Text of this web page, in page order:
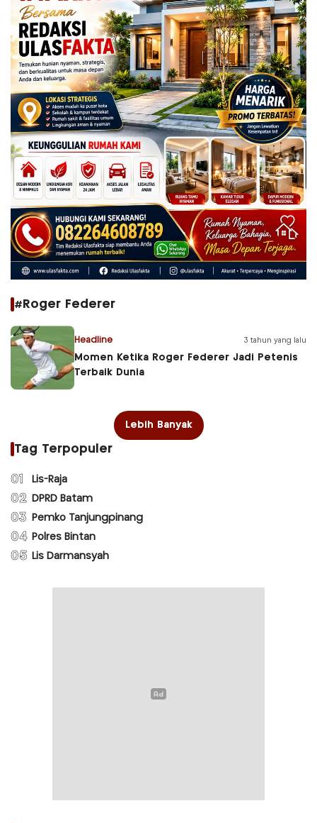
#Roger Federer
Headline 3 tahun yang lalu
Momen Ketika Roger Federer Jadi Petenis
Terbaik Dunia
Lebih Banyak
Tag Terpopuler
01 Lis-Raja
02 DPRD Batam
03 Pemko Tanjungpinang
04 Polres Bintan
05 Lis Darmansyah